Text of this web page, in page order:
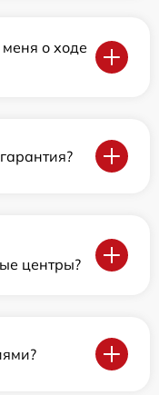
о ходе
центры?